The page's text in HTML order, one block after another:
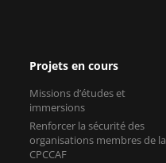
Projets en cours
Missions d’études et
immersions
Renforcer la sécurité des
organisations membres de la
CPCCAF